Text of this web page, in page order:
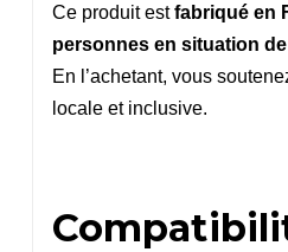
Ce produit estfabriqué en
personnes en situation
En l’achetant, vous
locale et inclusive.